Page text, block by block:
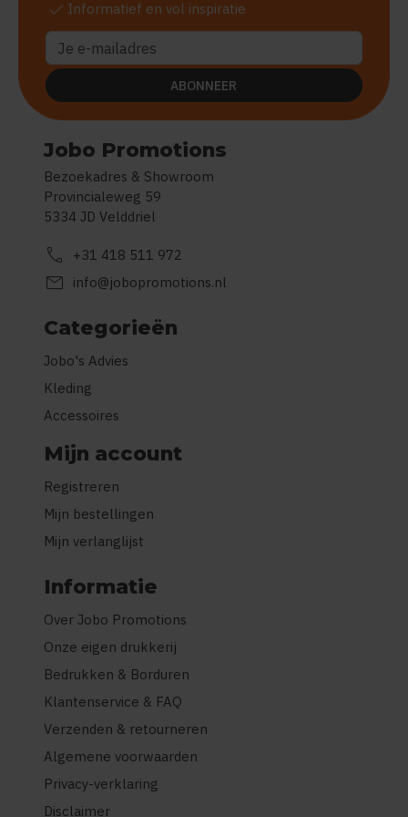
Jobo Promotions
Bezoekadres & Showroom
Provincialeweg 59
5334 JD Velddriel
call +31 418 511 972
mail info@jobopromotions.nl
Categorieën
Jobo's Advies
Kleding
Accessoires
Mijn account
Registreren
Mijn bestellingen
Mijn verlanglijst
Informatie
Over Jobo Promotions
Onze eigen drukkerij
Bedrukken & Borduren
Klantenservice & FAQ
Verzenden & retourneren
Algemene voorwaarden
Privacy-verklaring
Disclaimer
check Informatief en vol inspiratie
ABONNEER